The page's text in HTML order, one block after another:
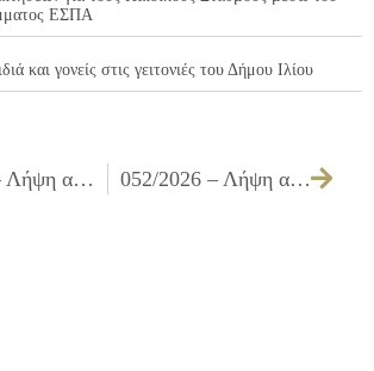
ΕΣΠΑ
και γονείς στις γειτονιές του Δήμου Ιλίου
050/2026 – Λήψη απόφασης για καθορισμό αποζημίωσης μελών του Δημοτικού Συμβουλίου 052/2026 – Λήψη απόφασης περί έγκρισης πρότασης τροποποίησης χρήσεων γης στο Ο.Τ. Γ1476, του Εγκεκριμένου Ρυμοτομικού Σχεδίου βάσει του από 03-06-1987 Π.Δ. ΦΕΚ 631/Δ’/1987, σε τμήμα του Πάρκου «Αντώνης Τρίτσης